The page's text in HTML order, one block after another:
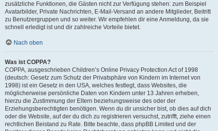
zusätzliche Funktionen, die Gästen nicht zur Verfügung stehen: zum Beispiel
Avatarbilder, Private Nachrichten, E-Mail-Versand an andere Mitglieder, Beitritt
zu Benutzergruppen und so weiter. Wir empfehlen dir eine Anmeldung, da sie
schnell erledigt ist und dir zahlreiche Vorteile bietet.
Nach oben
Was ist COPPA?
COPPA, ausgeschrieben Children’s Online Privacy Protection Act of 1998
(deutsch: Gesetz zum Schutz der Privatsphäre von Kindern im Internet von
1998) ist ein Gesetz in den USA, welches festlegt, dass Websites, die
möglicherweise persönliche Daten von Kindern unter 13 Jahren erheben,
hierzu die Zustimmung der Eltern beziehungsweise des oder der
Erziehungsberechtigten benötigen. Wenn du dir unsicher bist, ob dies auf dich
oder die Website, auf der du dich zu registrieren versuchst, zutrifft, ziehe einen
rechtlichen Beistand zu Rate. Bitte beachte, dass phpBB Limited und der